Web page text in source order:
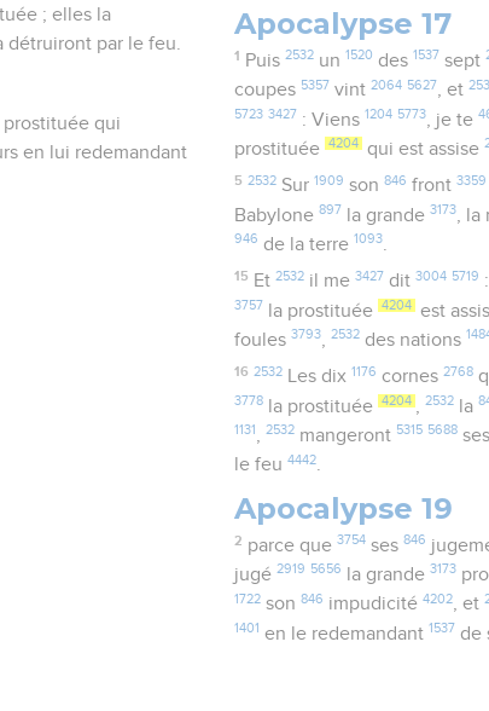
; elles la
par le feu.
prostituée qui
en lui redemandant
Apocalypse 17
1 Puis 2532un 1520 des 1537 sept
coupes 5357 vint2064 5627, et
5723 3427 : Viens 1204 5773 , je te
prostituée 4204 qui est assise
5 2532Sur 1909 son 846 front 3359
Babylone897 la grande3173 ,
946 de la terre 1093.
15 Et 2532il me 3427 dit 3004 5719
3757 la prostituée 4204 est
foules3793,2532 des nations
16 2532Les dix 1176 cornes 2768
3778 la prostituée 4204 ,2532 la
1131 ,2532 mangeront 5315 5688
le feu4442.
Apocalypse 19
2 parce que 3754ses 846
jugé2919 5656 la grande3173
1722 son846 impudicité4202, et
1401 en le redemandant 1537 de